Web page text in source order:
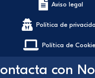
Aviso legal
Política de
Política de
con